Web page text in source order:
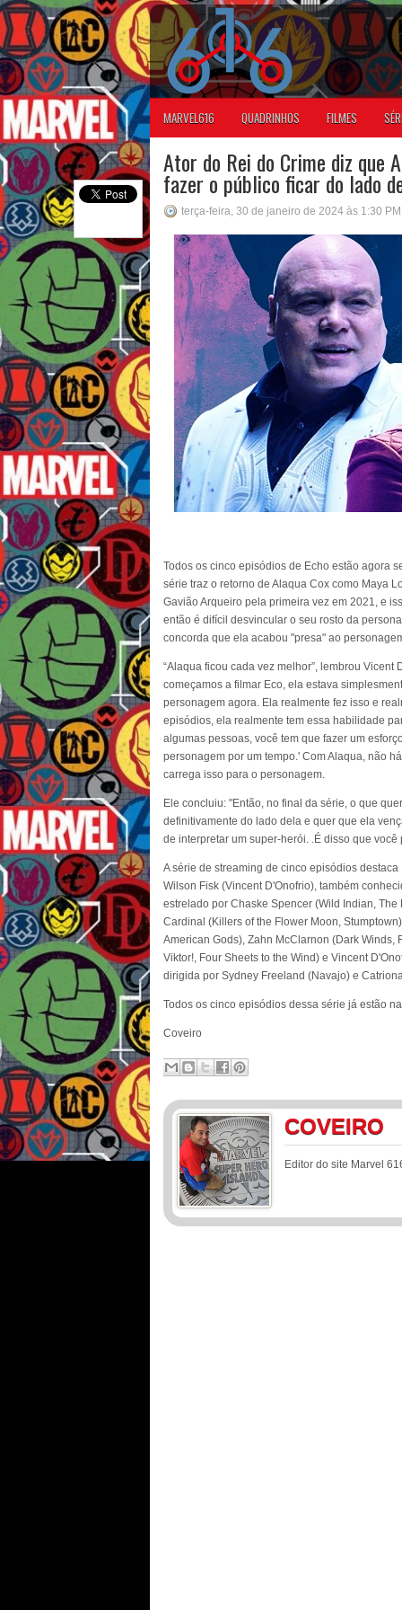
MARVEL616 QUADRINHOS FILMES
Ator do Rei do Crime diz que
fazer o público ficar do lado
terça-feira, 30 de janeiro de 2024 às 1:30 PM
Todos os cinco episódios de Echo estão agora
série traz o retorno de Alaqua Cox como Maya
Gavião Arqueiro pela primeira vez em 2021, e
então é difícil desvincular o seu rosto da
concorda que ela acabou "presa" ao
“Alaqua ficou cada vez melhor”, lembrou
começamos a filmar Eco, ela estava
personagem agora. Ela realmente fez isso e
episódios, ela realmente tem essa habilidade
algumas pessoas, você tem que fazer um
personagem por um tempo.' Com Alaqua, não
carrega isso para o personagem.
Ele concluiu: "Então, no final da série, o que
definitivamente do lado dela e quer que ela
de interpretar um super-herói. .É disso que você
A série de streaming de cinco episódios
Wilson Fisk (Vincent D'Onofrio), também
estrelado por Chaske Spencer (Wild Indian,
Cardinal (Killers of the Flower Moon,
American Gods), Zahn McClarnon (Dark Winds,
Viktor!, Four Sheets to the Wind) e Vincent
dirigida por Sydney Freeland (Navajo) e
Todos os cinco episódios dessa série já estão
Coveiro
COVEIRO
Editor do site Marvel